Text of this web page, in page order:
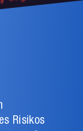
Risikos